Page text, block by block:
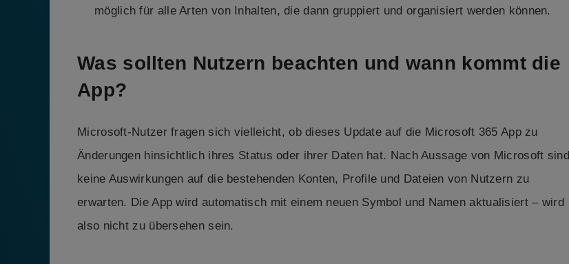
möglich für alle Arten von Inhalten, die dann gruppiert und organisiert werden können.
Was sollten Nutzern beachten und wann kommt die
App?
Microsoft-Nutzer fragen sich vielleicht, ob dieses Update auf die Microsoft 365 App zu
Änderungen hinsichtlich ihres Status oder ihrer Daten hat. Nach Aussage von Microsoft sind
keine Auswirkungen auf die bestehenden Konten, Profile und Dateien von Nutzern zu
erwarten. Die App wird automatisch mit einem neuen Symbol und Namen aktualisiert – wird
also nicht zu übersehen sein.